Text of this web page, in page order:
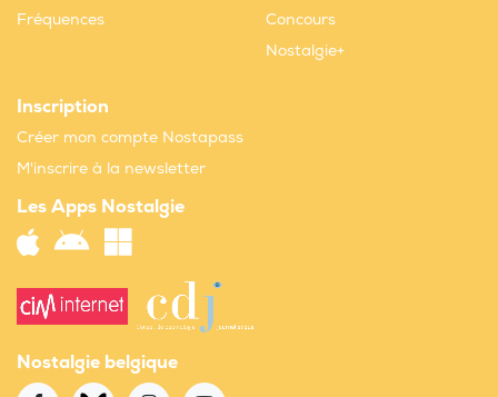
Fréquences
Concours
Nostalgie+
Inscription
Créer mon compte Nostapass
M'inscrire à la newsletter
Les Apps Nostalgie
Nostalgie belgique